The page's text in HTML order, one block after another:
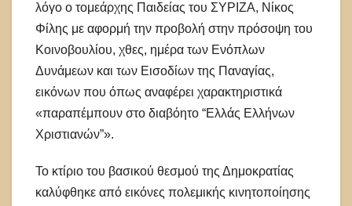
λόγο ο τομεάρχης Παιδείας του ΣΥΡΙΖΑ, Νίκος
Φίλης με αφορμή την προβολή στην πρόσοψη του
Κοινοβουλίου, χθες, ημέρα των Ενόπλων
Δυνάμεων και των Εισοδίων της Παναγίας,
εικόνων που όπως αναφέρει χαρακτηριστικά
«παραπέμπουν στο διαβόητο “Ελλάς Ελλήνων
Χριστιανών”».
Το κτίριο του βασικού θεσμού της Δημοκρατίας
καλύφθηκε από εικόνες πολεμικής κινητοποίησης